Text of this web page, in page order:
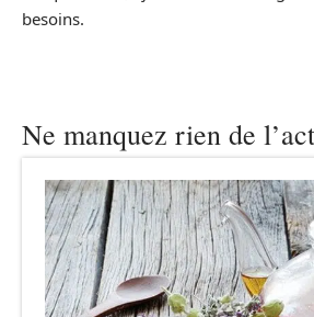
besoins.
Ne manquez rien de